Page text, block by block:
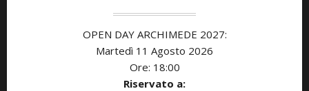
OPEN DAY ARCHIMEDE 2027:
Martedì 11 Agosto 2026
Ore: 18:00
Riservato a: